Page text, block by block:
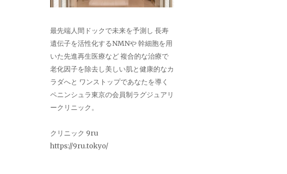
最先端人間ドックで未来を予測し 長寿
遺伝子を活性化するNMNや 幹細胞を用
いた先進再生医療など 複合的な治療で
老化因子を除去し美しい肌と健康的なカ
ラダへと ワンストップであなたを導く
ペニンシュラ東京の会員制ラグジュアリ
ークリニック。
クリニック 9ru
https://9ru.tokyo/